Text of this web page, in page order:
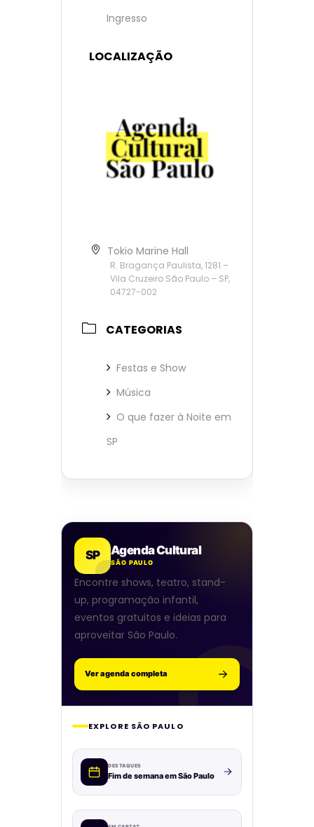
Ingresso
LOCALIZAÇÃO
Tokio Marine Hall
R. Bragança Paulista, 1281 –
Vila Cruzeiro São Paulo – SP,
04727-002
CATEGORIAS
Festas e Show
Música
O que fazer à Noite em
SP
SP Agenda Cultural
SÃO PAULO
Encontre shows, teatro, stand-
up, programação infantil,
eventos gratuitos e ideias para
aproveitar São Paulo.
Ver agenda completa
EXPLORE SÃO PAULO
DESTAQUES
Fim de semana em São Paulo